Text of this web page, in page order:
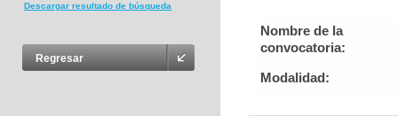
Descargar resultado de búsqueda
Regresar
Nombre de la
convocatoria:
Modalidad: